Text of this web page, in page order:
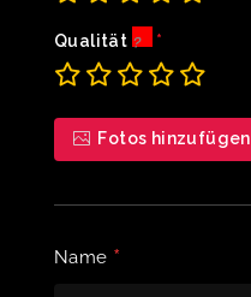
Qualität
Fotos hinzufügen
Name *